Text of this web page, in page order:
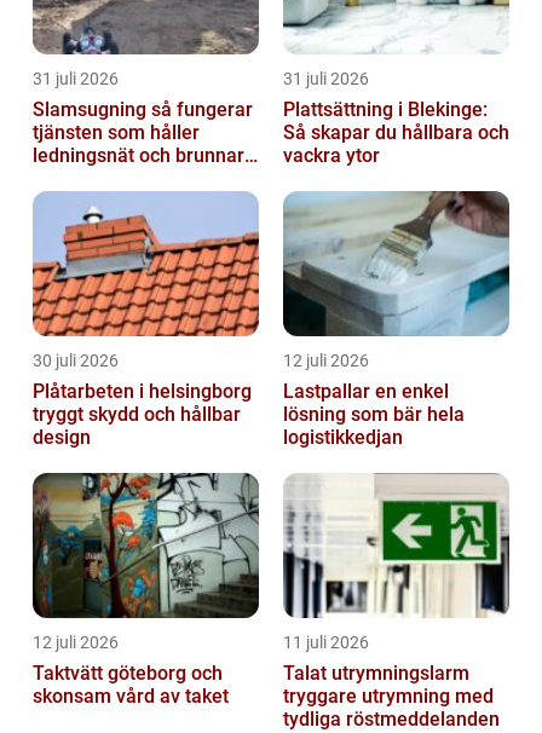
31 juli 2026
Slamsugning så fungerar
tjänsten som håller
ledningsnät och brunnar i
31 juli 2026
Plattsättning i Blekinge:
Så skapar du hållbara och
vackra ytor
30 juli 2026
Plåtarbeten i helsingborg
tryggt skydd och hållbar
design
12 juli 2026
Lastpallar en enkel
lösning som bär hela
logistikkedjan
12 juli 2026
Taktvätt göteborg och
skonsam vård av taket
11 juli 2026
Talat utrymningslarm
tryggare utrymning med
tydliga röstmeddelanden